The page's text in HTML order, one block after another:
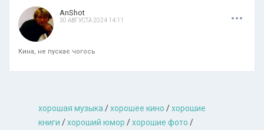
AnShot
30 АВГУСТА 2024 14:11 ...
Кина, не пускає чогось
хорошая музыкa /хорошее кино /хорошие
книги /хороший юмор /хорошие фото /